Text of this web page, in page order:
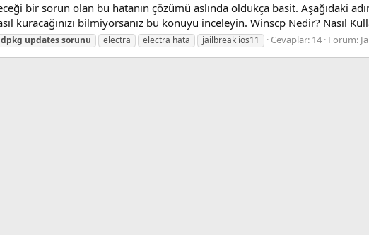
bir sorun olan bu hatanın çözümü aslında oldukça basit. Aşağıdaki
kuracağınızı bilmiyorsanız bu konuyu inceleyin. Winscp Nedir? Nasıl
dpkg updatessorunu electra electra hata jailbreak ios11 Cevaplar: 14 Forum: